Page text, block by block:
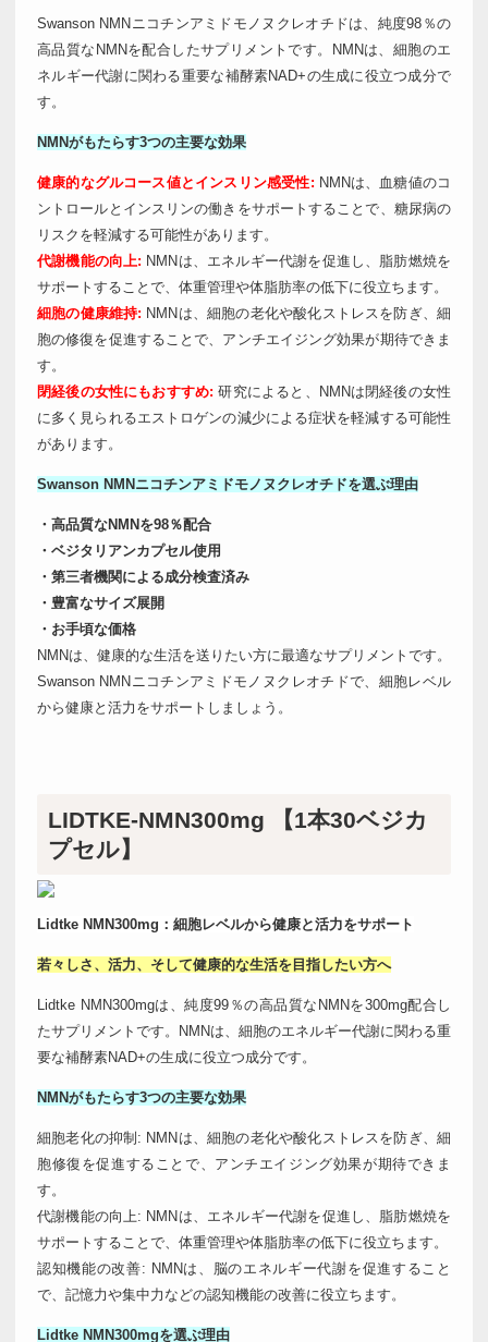
Swanson NMNニコチンアミドモノヌクレオチドは、純度98％の
高品質なNMNを配合したサプリメントです。NMNは、細胞のエ
ネルギー代謝に関わる重要な補酵素NAD+の生成に役立つ成分で
す。
NMNがもたらす3つの主要な効果
健康的なグルコース値とインスリン感受性: NMNは、血糖値のコ
ントロールとインスリンの働きをサポートすることで、糖尿病の
リスクを軽減する可能性があります。
代謝機能の向上: NMNは、エネルギー代謝を促進し、脂肪燃焼を
サポートすることで、体重管理や体脂肪率の低下に役立ちます。
細胞の健康維持: NMNは、細胞の老化や酸化ストレスを防ぎ、細
胞の修復を促進することで、アンチエイジング効果が期待できま
す。
閉経後の女性にもおすすめ: 研究によると、NMNは閉経後の女性
に多く見られるエストロゲンの減少による症状を軽減する可能性
があります。
Swanson NMNニコチンアミドモノヌクレオチドを選ぶ理由
・高品質なNMNを98％配合
・ベジタリアンカプセル使用
・第三者機関による成分検査済み
・豊富なサイズ展開
・お手頃な価格
NMNは、健康的な生活を送りたい方に最適なサプリメントです。
Swanson NMNニコチンアミドモノヌクレオチドで、細胞レベル
から健康と活力をサポートしましょう。
LIDTKE-NMN300mg 【1本30ベジカ
プセル】
Lidtke NMN300mg：細胞レベルから健康と活力をサポート
若々しさ、活力、そして健康的な生活を目指したい方へ
Lidtke NMN300mgは、純度99％の高品質なNMNを300mg配合し
たサプリメントです。NMNは、細胞のエネルギー代謝に関わる重
要な補酵素NAD+の生成に役立つ成分です。
NMNがもたらす3つの主要な効果
細胞老化の抑制: NMNは、細胞の老化や酸化ストレスを防ぎ、細
胞修復を促進することで、アンチエイジング効果が期待できま
す。
代謝機能の向上: NMNは、エネルギー代謝を促進し、脂肪燃焼を
サポートすることで、体重管理や体脂肪率の低下に役立ちます。
認知機能の改善: NMNは、脳のエネルギー代謝を促進すること
で、記憶力や集中力などの認知機能の改善に役立ちます。
Lidtke NMN300mgを選ぶ理由